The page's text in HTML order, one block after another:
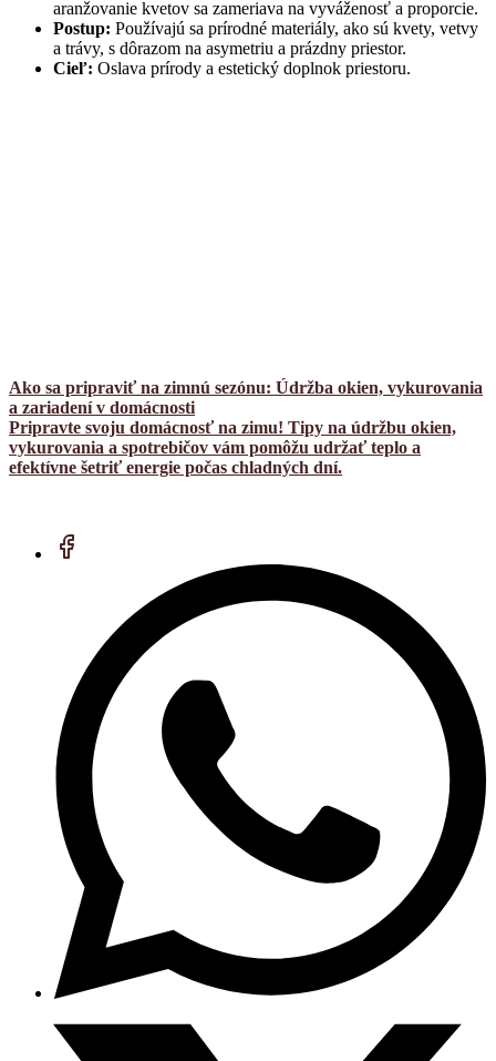
aranžovanie kvetov sa zameriava na vyváženosť a proporcie.
Postup: Používajú sa prírodné materiály, ako sú kvety, vetvy
a trávy, s dôrazom na asymetriu a prázdny priestor.
Cieľ: Oslava prírody a estetický doplnok priestoru.
Ako sa pripraviť na zimnú sezónu: Údržba okien, vykurovania
a zariadení v domácnosti
Pripravte svoju domácnosť na zimu! Tipy na údržbu okien,
vykurovania a spotrebičov vám pomôžu udržať teplo a
efektívne šetriť energie počas chladných dní.